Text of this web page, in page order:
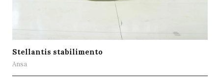
Stellantis stabilimento
Ansa